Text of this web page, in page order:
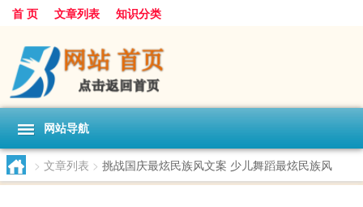
首 页 文章列表 知识分类
网站导航
> 文章列表 > 挑战国庆最炫民族风文案 少儿舞蹈最炫民族风